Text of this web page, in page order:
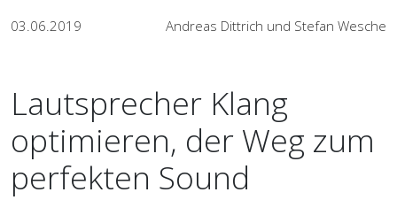
03.06.2019 Andreas Dittrich und Stefan Wesche
Lautsprecher Klang
optimieren, der Weg zum
perfekten Sound